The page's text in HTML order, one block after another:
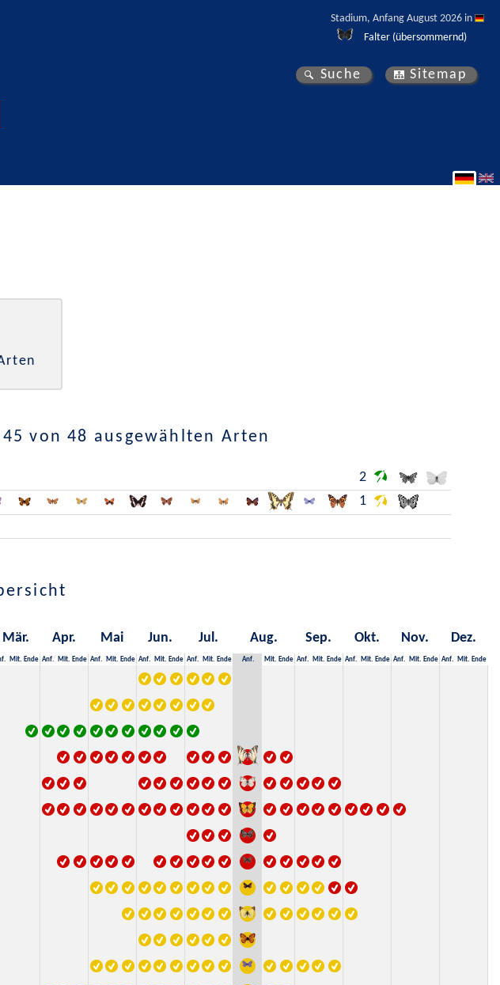
Stadium, Anfang August 2026 in
Falter (übersommernd)
Suche Sitemap
von 48 ausgewählten Arten
2
1
Mär. Apr. Mai Jun. Jul. Aug. Sep. Okt. Nov. Dez.
Mit. Ende Anf. Mit. Ende Anf. Mit. Ende Anf. Mit. Ende Anf. Mit. Ende Anf. Mit. Ende Anf. Mit. Ende Anf. Mit. Ende Anf. Mit. Ende Anf. Mit. Ende